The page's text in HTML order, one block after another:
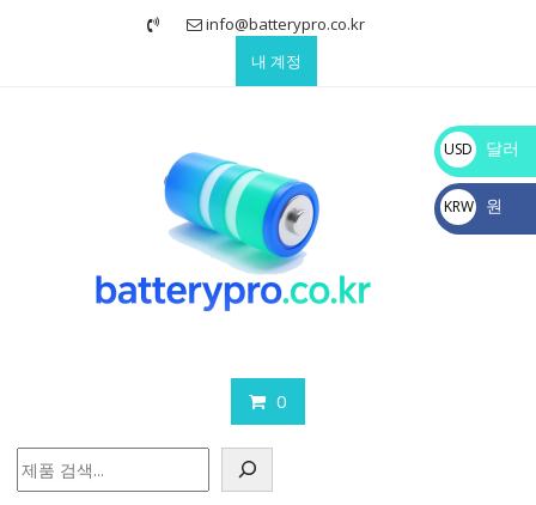
info@batterypro.co.kr
내 계정
0
색
USD
$
달러
KRW
₩
원